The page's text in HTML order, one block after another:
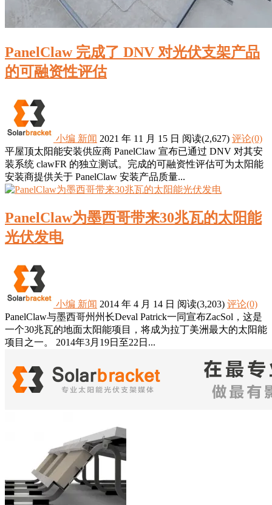
PanelClaw 完成了 DNV 对光伏支架产品
的可融资性评估
小编 新闻 2021 年 11 月 15 日 阅读(2,627) 评论(0)
平屋顶太阳能安装供应商 PanelClaw 宣布已通过 DNV 对其安
装系统 clawFR 的独立测试。完成的可融资性评估可为太阳能
安装商提供关于 PanelClaw 安装产品质量...
PanelClaw为墨西哥带来30兆瓦的太阳能
光伏发电
小编 新闻 2014 年 4 月 14 日 阅读(3,203) 评论(0)
PanelClaw与墨西哥州州长Deval Patrick一同宣布ZacSol，这是
一个30兆瓦的地面太阳能项目，将成为拉丁美洲最大的太阳能
项目之一。 2014年3月19日至22日...